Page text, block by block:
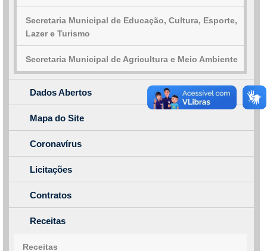
Secretaria Municipal de Educação, Cultura, Esporte,
Lazer e Turismo
Secretaria Municipal de Agricultura e Meio Ambiente
Dados Abertos
Mapa do Site
Coronavírus
Licitações
Contratos
Receitas
Receitas